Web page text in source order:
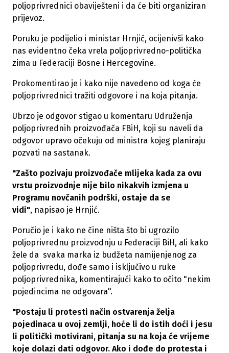
poljoprivrednici obaviješteni i da će biti organiziran
prijevoz.
Poruku je podijelio i ministar Hrnjić, ocijenivši kako
nas evidentno čeka vrela poljoprivredno-politička
zima u Federaciji Bosne i Hercegovine.
Prokomentirao je i kako nije navedeno od koga će
poljoprivrednici tražiti odgovore i na koja pitanja.
Ubrzo je odgovor stigao u komentaru Udruženja
poljoprivrednih proizvođača FBiH, koji su naveli da
odgovor upravo očekuju od ministra kojeg planiraju
pozvati na sastanak.
"Zašto pozivaju proizvođače mlijeka kada za ovu
vrstu proizvodnje nije bilo nikakvih izmjena u
Programu novčanih podrški, ostaje da se
vidi", napisao je Hrnjić.
Poručio je i kako ne čine ništa što bi ugrozilo
poljoprivrednu proizvodnju u Federaciji BiH, ali kako
žele da svaka marka iz budžeta namijenjenog za
poljoprivredu, dođe samo i isključivo u ruke
poljoprivrednika, komentirajući kako to očito "nekim
pojedincima ne odgovara".
"Postaju li protesti način ostvarenja želja
pojedinaca u ovoj zemlji, hoće li do istih doći i jesu
li politički motivirani, pitanja su na koja će vrijeme
koje dolazi dati odgovor. Ako i dođe do protesta i